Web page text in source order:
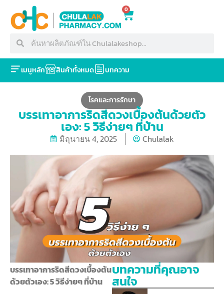
0
เมนูหลัก สินค้าทั้งหมด บทความ
โรคและการรักษา
บรรเทาอาการริดสีดวงเบื้องต้นด้วยตัว
เอง: 5 วิธีง่ายๆ ที่บ้าน
มิถุนายน 4, 2025 Chulalak
บรรเทาอาการริดสีดวงเบื้องต้น
ด้วยตัวเอง: 5 วิธีง่ายๆ ที่บ้าน
บทความที่คุณอาจ
สนใจ